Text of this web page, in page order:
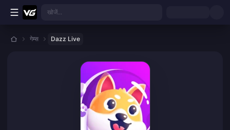
मुख्य सामग्री पर जाएं
खोजें...
गेम्स Dazz Live